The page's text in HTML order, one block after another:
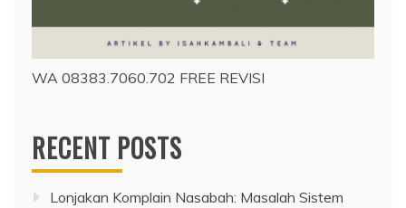
WA 08383.7060.702 FREE REVISI
RECENT POSTS
Lonjakan Komplain Nasabah: Masalah Sistem